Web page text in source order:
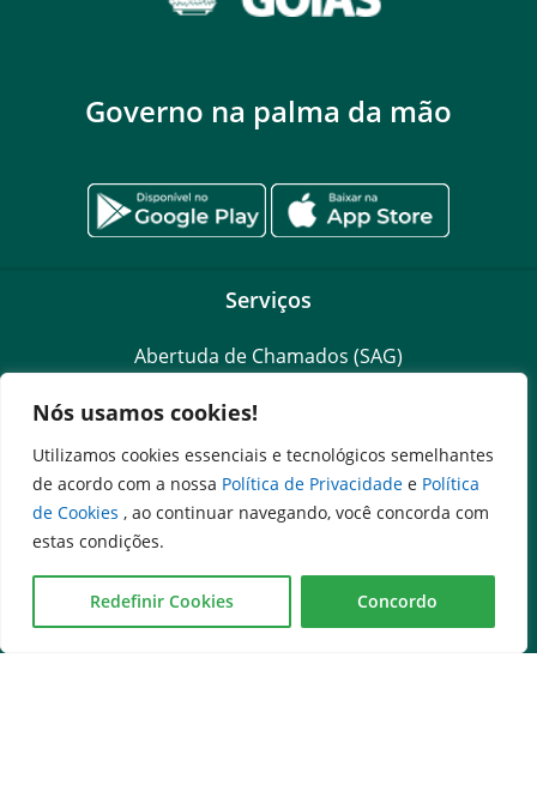
Nós usamos cookies!
Utilizamos cookies essenciais e tecnológicos semelhantes
de acordo com a nossa Política de Privacidade e Política
de Cookies , ao continuar navegando, você concorda com
estas condições.
Redefinir Cookies Concordo
Governo na palma da mão
Serviços
Abertuda de Chamados (SAG)
Consultar Contracheque
Escola de Governo
Outros Sites
Governo de Goiás
Assembleia Legislativa do Estado de Goiás
Tribunal de Justiça do Estado de Goiás